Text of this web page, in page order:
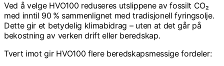
Ved å velge HVO100 reduseres utslippene av fossilt CO₂
med inntil 90 % sammenlignet med tradisjonell fyringsolje.
Dette gir et betydelig klimabidrag – uten at det går på
bekostning av verken drift eller beredskap.
Tvert imot gir HVO100 flere beredskapsmessige fordeler: